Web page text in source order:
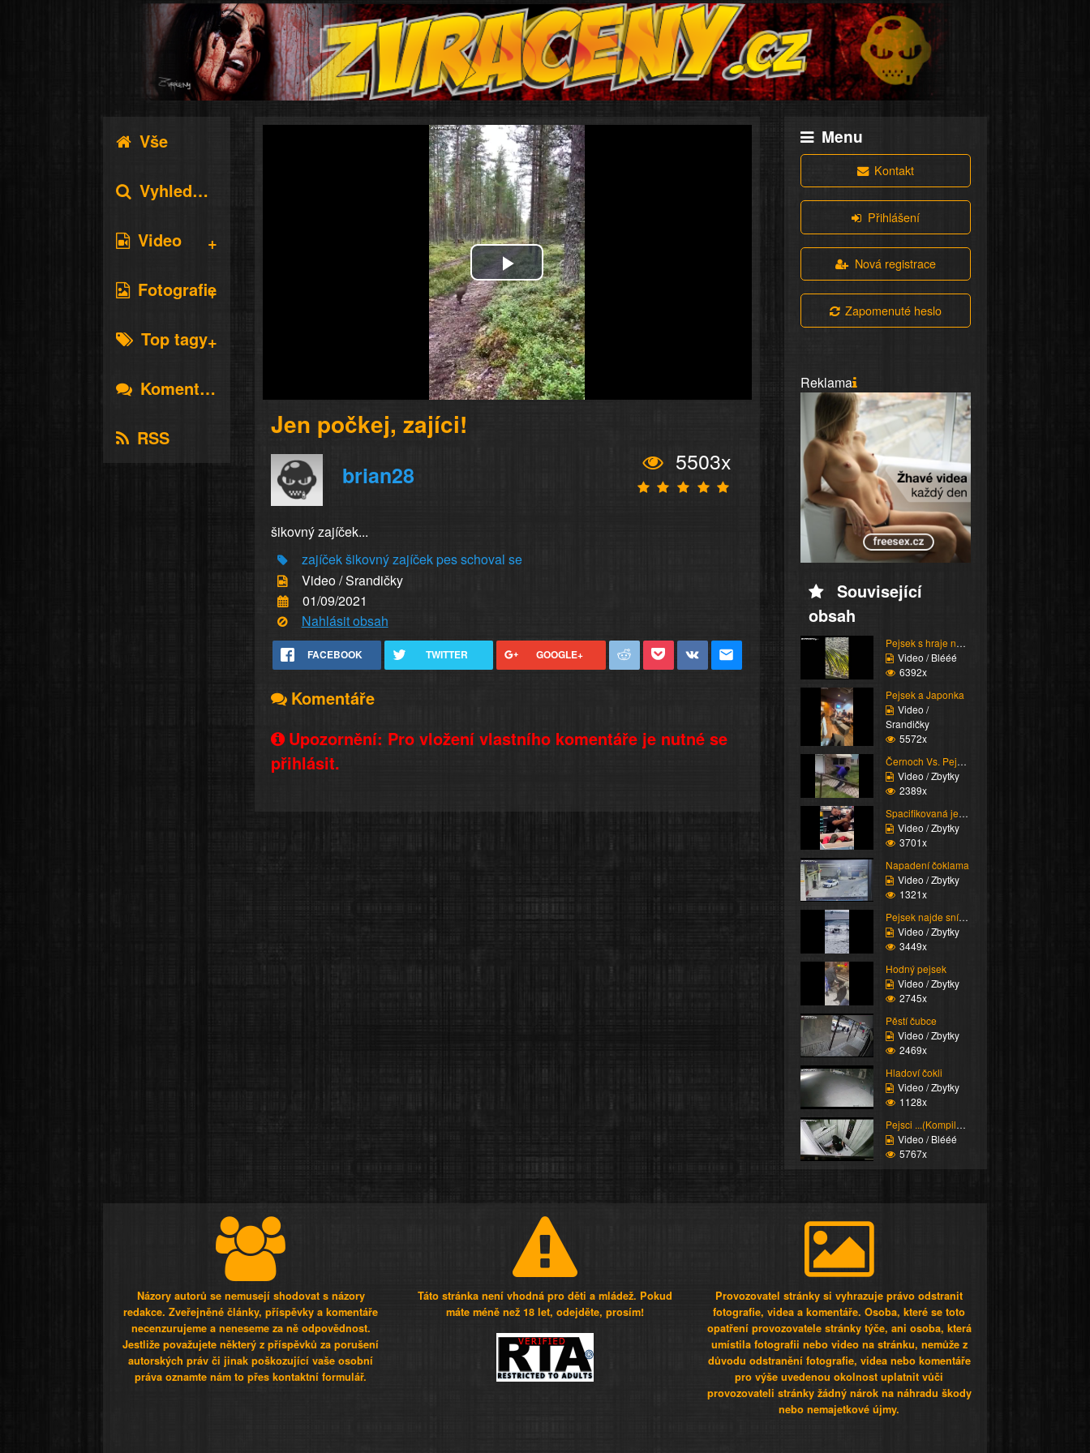
Vše
Vyhledávání
Video
Fotografie
Top tagy
Komentáře
RSS
Play
Video
Jen počkej, zajíci!
brian28
5503x
šikovný zajíček...
zajíčekšikovný zajíčekpesschoval se
Video / Srandičky
01/09/2021
Nahlásit obsah
FACEBOOK TWITTER GOOGLE+
Komentáře
Upozornění: Pro vložení vlastního komentáře je nutné se
přihlásit.
Menu
Kontakt
Přihlášení
Nová registrace
Zapomenuté heslo
Reklama
Související
obsah
Pejsek s hraje na pláž...
Video / Blééé
6392x
Pejsek a Japonka
Video /
Srandičky
5572x
Černoch Vs. Pejsek
Video / Zbytky
2389x
Spacifikovaná jedním ú...
Video / Zbytky
3701x
Napadení čoklama
Video / Zbytky
1321x
Pejsek najde snídani
Video / Zbytky
3449x
Hodný pejsek
Video / Zbytky
2745x
Pěstí čubce
Video / Zbytky
2469x
Hladoví čokli
Video / Zbytky
1128x
Pejsci ...(Kompilace)
Video / Blééé
5767x
Názory autorů se nemusejí shodovat s názory
redakce. Zveřejněné články, příspěvky a komentáře
necenzurujeme a neneseme za ně odpovědnost.
Jestliže považujete některý z příspěvků za porušení
autorských práv či jinak poškozující vaše osobní
práva oznamte nám to přes kontaktní formulář.
Táto stránka není vhodná pro děti a mládež. Pokud
máte méně než 18 let, odejděte, prosím!
Provozovatel stránky si vyhrazuje právo odstranit
fotografie, videa a komentáře. Osoba, které se toto
opatření provozovatele stránky týče, ani osoba, která
umístila fotografii nebo video na stránku, nemůže z
důvodu odstranění fotografie, videa nebo komentáře
pro výše uvedenou okolnost uplatnit vůči
provozovateli stránky žádný nárok na náhradu škody
nebo nemajetkové újmy.